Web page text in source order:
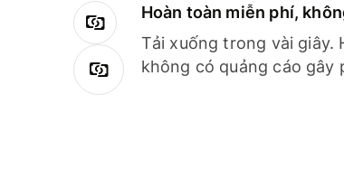
Hoàn toàn miễn phí,
Tải xuống trong vài giây.
không có quảng cáo gây